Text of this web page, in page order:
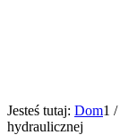
Jesteś tutaj: Dom1 /
hydraulicznej